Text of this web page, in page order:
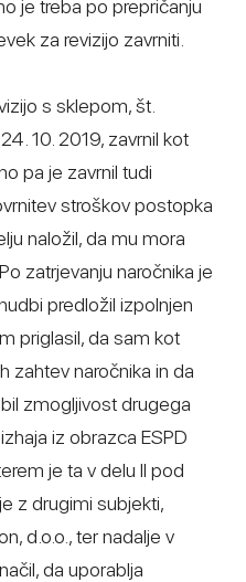
je treba po prepričanju
za revizijo zavrniti.
s sklepom, št.
10. 2019, zavrnil kot
pa je zavrnil tudi
stroškov postopka
naložil, da mu mora
zatrjevanju naročnika je
predložil izpolnjen
priglasil, da sam kot
zahtev naročnika in da
zmogljivost drugega
iz obrazca ESPD
je ta v delu II pod
z drugimi subjekti,
d.o.o., ter nadalje v
da uporablja